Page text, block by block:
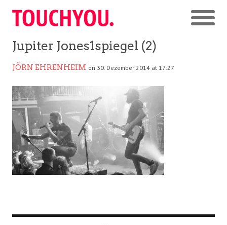
Jupiter Jones1spiegel (2)
JÖRN EHRENHEIM on 30. Dezember 2014 at 17:27